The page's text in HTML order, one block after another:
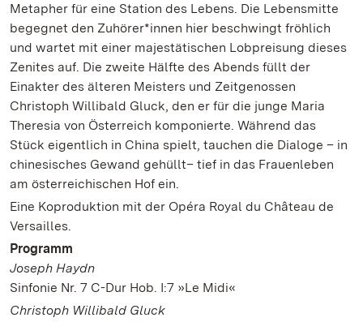
Metapher für eine Station des Lebens. Die Lebensmitte
begegnet den Zuhörer*innen hier beschwingt fröhlich
und wartet mit einer majestätischen Lobpreisung dieses
Zenites auf. Die zweite Hälfte des Abends füllt der
Einakter des älteren Meisters und Zeitgenossen
Christoph Willibald Gluck, den er für die junge Maria
Theresia von Österreich komponierte. Während das
Stück eigentlich in China spielt, tauchen die Dialoge – in
chinesisches Gewand gehüllt– tief in das Frauenleben
am österreichischen Hof ein.
Eine Koproduktion mit der Opéra Royal du Château de
Versailles.
Programm
Joseph Haydn
Sinfonie Nr. 7 C-Dur Hob. I:7 »Le Midi«
Christoph Willibald Gluck